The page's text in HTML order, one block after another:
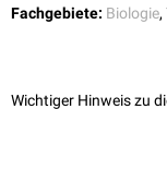
vorkommende
Haarausfallund eine
Fachgebiete: Biologie,
Wichtiger Hinweis zu